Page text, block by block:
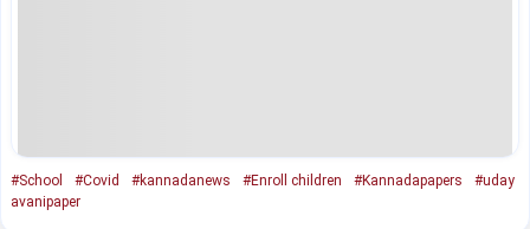
#School #Covid #kannadanews #Enroll children #Kannadapapers
#uday
avanipaper